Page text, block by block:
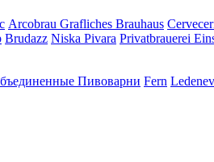
Arcobrau Grafliches Brauhaus
Brudazz Niska Pivara Privatbrauerei
Пивоварни Fern Ledenev